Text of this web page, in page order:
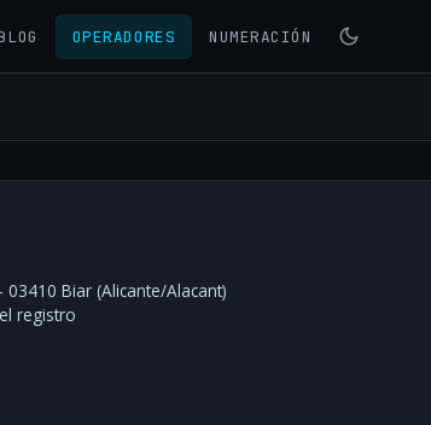
OPERADORES NUMERACIÓN
Biar (Alicante/Alacant)
registro